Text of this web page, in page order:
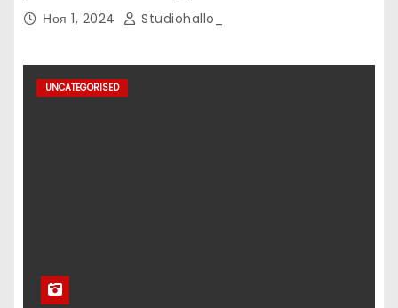
Ноя 1, 2024 Studiohallo_
UNCATEGORISED